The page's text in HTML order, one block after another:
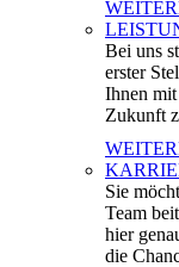
Bei uns
erster
Ihnen
Zukunft
Sie
Team
hier
die